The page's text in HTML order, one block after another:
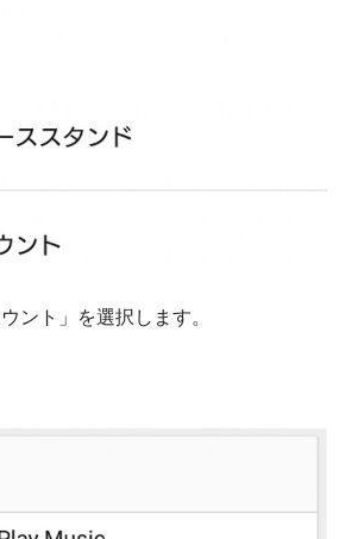
ント」を選択します。